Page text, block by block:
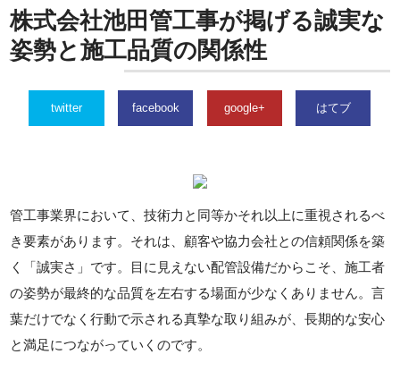
株式会社池田管工事が掲げる誠実な
姿勢と施工品質の関係性
twitter facebook google+ はてブ
管工事業界において、技術力と同等かそれ以上に重視されるべ
き要素があります。それは、顧客や協力会社との信頼関係を築
く「誠実さ」です。目に見えない配管設備だからこそ、施工者
の姿勢が最終的な品質を左右する場面が少なくありません。言
葉だけでなく行動で示される真摯な取り組みが、長期的な安心
と満足につながっていくのです。